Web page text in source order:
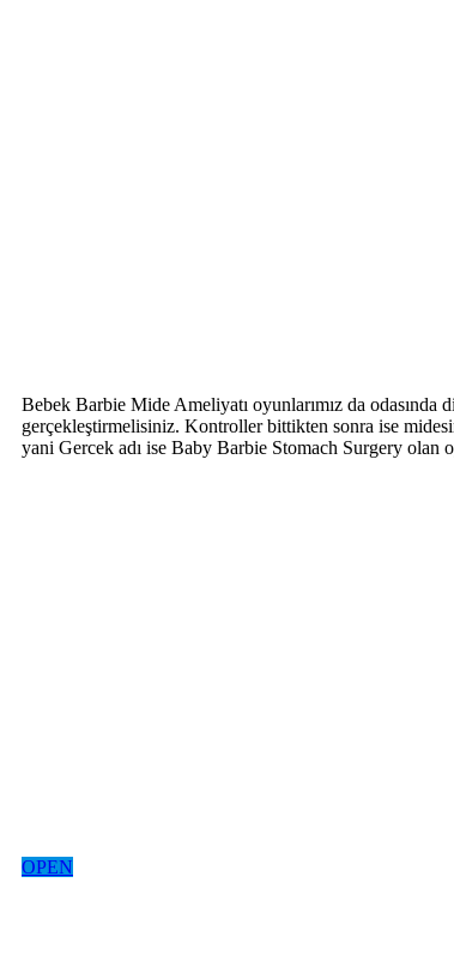
Bebek Barbie Mide Ameliyatı oyunlarımız da odasında
gerçekleştirmelisiniz. Kontroller bittikten sonra ise
yani Gercek adı ise Baby Barbie Stomach Surgery
OPEN